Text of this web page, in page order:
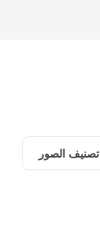
تصنيف الصور